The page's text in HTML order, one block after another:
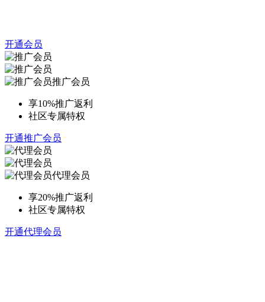
开通会员
推广会员
享10%推广返利
社区专属特权
开通推广会员
代理会员
享20%推广返利
社区专属特权
开通代理会员